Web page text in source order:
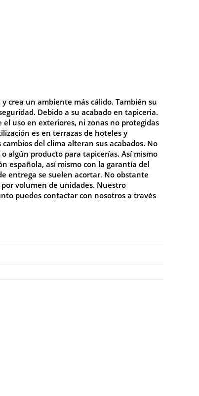
crea un ambiente más cálido. También su
Debido a su acabado en tapiceria.
el uso en exteriores, ni zonas no protegidas
es en terrazas de hoteles y
del clima alteran sus acabados. No
algún producto para tapicerías. Así mismo
española, así mismo con la garantía del
entrega se suelen acortar. No obstante
volumen de unidades. Nuestro
puedes contactar con nosotros a través